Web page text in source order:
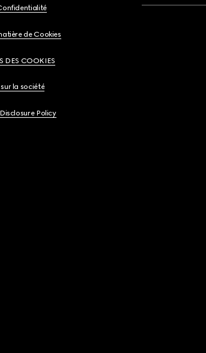
de Cookies
DES COOKIES
la société
Policy